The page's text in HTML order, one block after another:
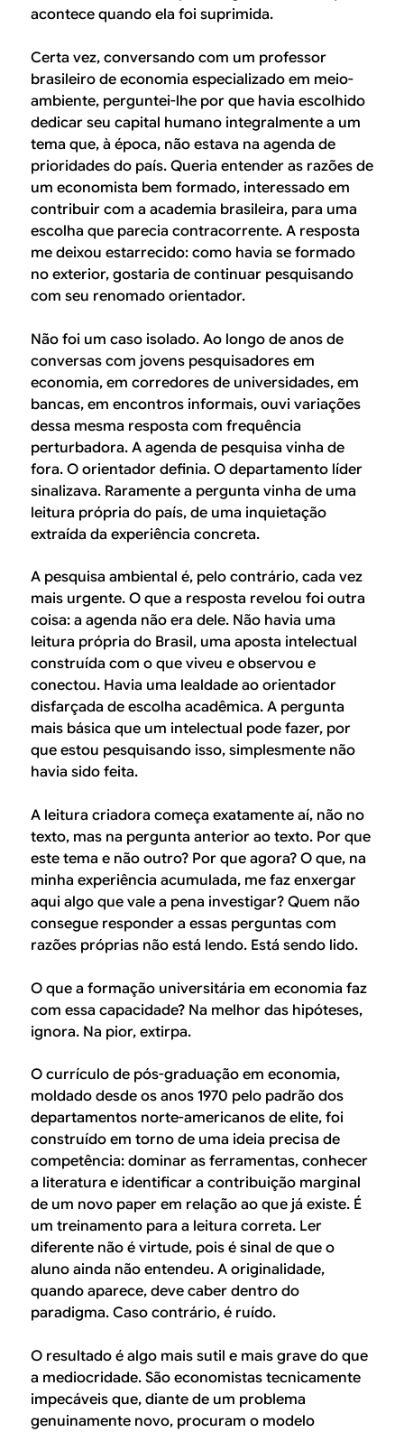
acontece quando ela foi suprimida.
Certa vez, conversando com um professor
brasileiro de economia especializado em meio-
ambiente, perguntei-lhe por que havia escolhido
dedicar seu capital humano integralmente a um
tema que, à época, não estava na agenda de
prioridades do país. Queria entender as razões de
um economista bem formado, interessado em
contribuir com a academia brasileira, para uma
escolha que parecia contracorrente. A resposta
me deixou estarrecido: como havia se formado
no exterior, gostaria de continuar pesquisando
com seu renomado orientador.
Não foi um caso isolado. Ao longo de anos de
conversas com jovens pesquisadores em
economia, em corredores de universidades, em
bancas, em encontros informais, ouvi variações
dessa mesma resposta com frequência
perturbadora. A agenda de pesquisa vinha de
fora. O orientador definia. O departamento líder
sinalizava. Raramente a pergunta vinha de uma
leitura própria do país, de uma inquietação
extraída da experiência concreta.
A pesquisa ambiental é, pelo contrário, cada vez
mais urgente. O que a resposta revelou foi outra
coisa: a agenda não era dele. Não havia uma
leitura própria do Brasil, uma aposta intelectual
construída com o que viveu e observou e
conectou. Havia uma lealdade ao orientador
disfarçada de escolha acadêmica. A pergunta
mais básica que um intelectual pode fazer, por
que estou pesquisando isso, simplesmente não
havia sido feita.
A leitura criadora começa exatamente aí, não no
texto, mas na pergunta anterior ao texto. Por que
este tema e não outro? Por que agora? O que, na
minha experiência acumulada, me faz enxergar
aqui algo que vale a pena investigar? Quem não
consegue responder a essas perguntas com
razões próprias não está lendo. Está sendo lido.
O que a formação universitária em economia faz
com essa capacidade? Na melhor das hipóteses,
ignora. Na pior, extirpa.
O currículo de pós-graduação em economia,
moldado desde os anos 1970 pelo padrão dos
departamentos norte-americanos de elite, foi
construído em torno de uma ideia precisa de
competência: dominar as ferramentas, conhecer
a literatura e identificar a contribuição marginal
de um novo paper em relação ao que já existe. É
um treinamento para a leitura correta. Ler
diferente não é virtude, pois é sinal de que o
aluno ainda não entendeu. A originalidade,
quando aparece, deve caber dentro do
paradigma. Caso contrário, é ruído.
O resultado é algo mais sutil e mais grave do que
a mediocridade. São economistas tecnicamente
impecáveis que, diante de um problema
genuinamente novo, procuram o modelo